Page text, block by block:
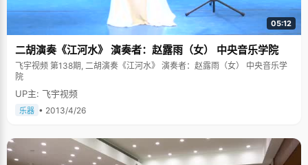
05:12
二胡演奏《江河水》 演奏者：赵露雨（女） 中央音乐学院
飞宇视频 第138期, 二胡演奏《江河水》 演奏者：赵露雨（女） 中央音乐学
院
UP主: 飞宇视频
乐器 • 2013/4/26